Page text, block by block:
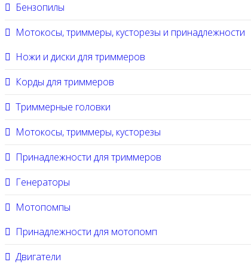
Бензопилы
Мотокосы, триммеры, кусторезы и принадлежности
Ножи и диски для триммеров
Корды для триммеров
Триммерные головки
Мотокосы, триммеры, кусторезы
Принадлежности для триммеров
Генераторы
Мотопомпы
Принадлежности для мотопомп
Двигатели